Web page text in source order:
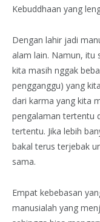
Kebuddhaan yang
Dengan lahir jadi
alam lain. Namun, itu
kita masih nggak
pengganggu) yang
dari karma yang kita
pengalaman tertentu
tertentu. Jika lebih
bakal terus terjebak
sama.
Empat kebebasan
manusialah yang